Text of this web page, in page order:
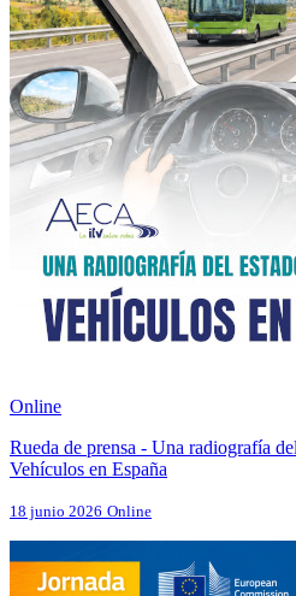
Online
Rueda de prensa - Una radiografía
Vehículos en España
18 junio 2026 Online